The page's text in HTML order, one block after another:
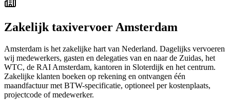
Zakelijk taxivervoer Amsterdam
Amsterdam is het zakelijke hart van Nederland. Dagelijks vervoeren
wij medewerkers, gasten en delegaties van en naar de Zuidas, het
WTC, de RAI Amsterdam, kantoren in Sloterdijk en het centrum.
Zakelijke klanten boeken op rekening en ontvangen één
maandfactuur met BTW-specificatie, optioneel per kostenplaats,
projectcode of medewerker.